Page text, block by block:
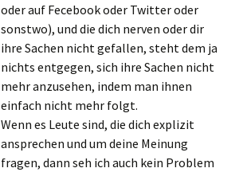
oder auf Fecebook oder Twitter oder
sonstwo), und die dich nerven oder dir
ihre Sachen nicht gefallen, steht dem ja
nichts entgegen, sich ihre Sachen nicht
mehr anzusehen, indem man ihnen
einfach nicht mehr folgt.
Wenn es Leute sind, die dich explizit
ansprechen und um deine Meinung
fragen, dann seh ich auch kein Problem